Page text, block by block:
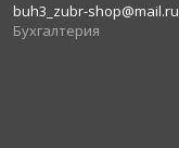
buh3_zubr-shop@mail.ru
Бухгалтерия